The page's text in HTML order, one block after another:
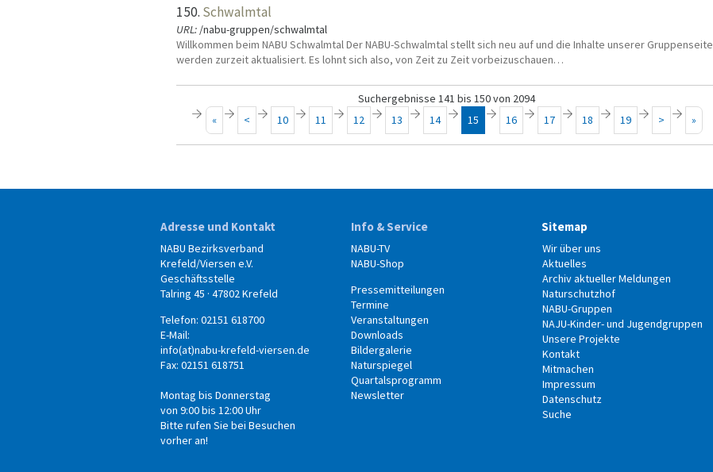
150. Schwalmtal
URL: /nabu-gruppen/schwalmtal
Willkommen beim NABU Schwalmtal Der NABU-Schwalmtal stellt sich neu auf und die Inhalte unserer Gruppenseite
werden zurzeit aktualisiert. Es lohnt sich also, von Zeit zu Zeit vorbeizuschauen…
Suchergebnisse 141 bis 150 von 2094
«
< 10 11 12 13 14 15 16 17 18 19 > »
Adresse und Kontakt
NABU Bezirksverband
Krefeld/Viersen e.V.
Geschäftsstelle
Talring 45 · 47802 Krefeld
Telefon: 02151 618700
E-Mail:
info(at)nabu-krefeld-viersen.de
Fax: 02151 618751
Montag bis Donnerstag
von 9:00 bis 12:00 Uhr
Bitte rufen Sie bei Besuchen
vorher an!
Info & Service
NABU-TV
NABU-Shop
Pressemitteilungen
Termine
Veranstaltungen
Downloads
Bildergalerie
Naturspiegel
Quartalsprogramm
Newsletter
Sitemap
Wir über uns
Aktuelles
Archiv aktueller Meldungen
Naturschutzhof
NABU-Gruppen
NAJU-Kinder- und Jugendgruppen
Unsere Projekte
Kontakt
Mitmachen
Impressum
Datenschutz
Suche